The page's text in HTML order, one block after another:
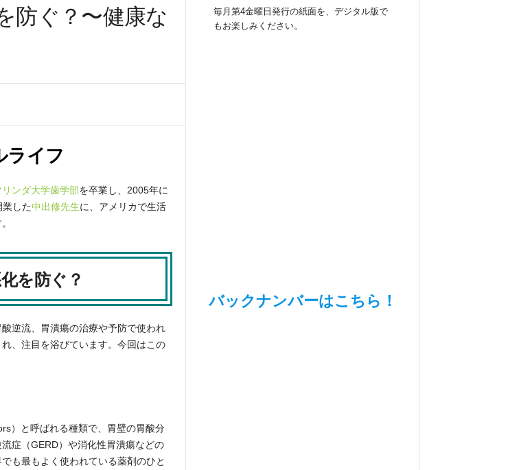
防ぐ？〜健康な
ライフ
リンダ大学歯学部を卒業し、2005年に
した中出修先生に、アメリカで生活
を防ぐ？
逆流、胃潰瘍の治療や予防で使われ
、注目を浴びています。今回はこの
）と呼ばれる種類で、胃壁の胃酸分
症（GERD）や消化性胃潰瘍などの
も最もよく使われている薬剤のひと
毎月第4金曜日発行の紙面を、デジタル版で
もお楽しみください。
バックナンバーはこちら！